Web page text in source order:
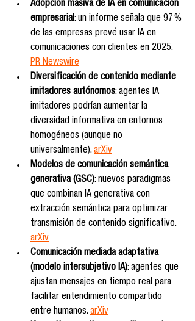
Adopción masiva de IA en comunicación
empresarial: un informe señala que 97 %
de las empresas prevé usar IA en
comunicaciones con clientes en 2025.
PR Newswire
Diversificación de contenido mediante
imitadores autónomos: agentes IA
imitadores podrían aumentar la
diversidad informativa en entornos
homogéneos (aunque no
universalmente). arXiv
Modelos de comunicación semántica
generativa (GSC): nuevos paradigmas
que combinan IA generativa con
extracción semántica para optimizar
transmisión de contenido significativo.
arXiv
Comunicación mediada adaptativa
(modelo intersubjetivo IA): agentes que
ajustan mensajes en tiempo real para
facilitar entendimiento compartido
entre humanos. arXiv